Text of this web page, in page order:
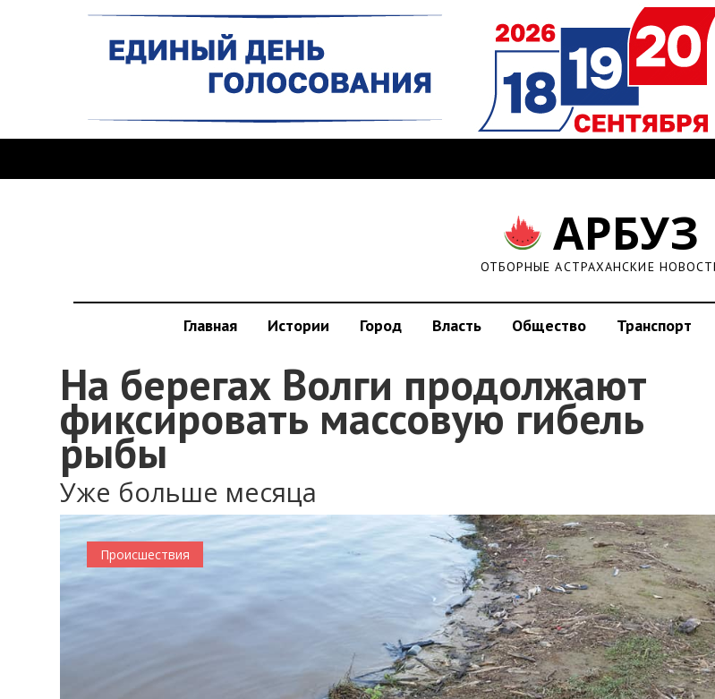
АРБУЗ
ОТБОРНЫЕ АСТРАХАНСКИЕ
Главная Истории Город Власть Общество Транспорт
На берегах Волги продолжают
фиксировать массовую гибель
рыбы
Уже больше месяца
Происшествия